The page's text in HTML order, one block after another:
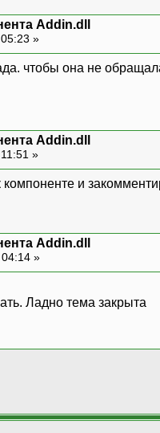
Addin.dll
»
чтобы она не
Addin.dll
»
и
Addin.dll
»
Ладно тема закрыта